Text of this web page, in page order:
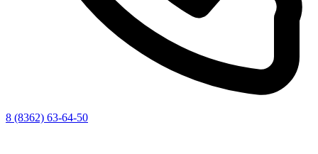
8 (8362) 63-64-50